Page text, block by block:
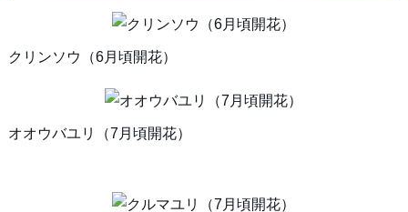
クリンソウ（6月頃開花）
オオウバユリ（7月頃開花）